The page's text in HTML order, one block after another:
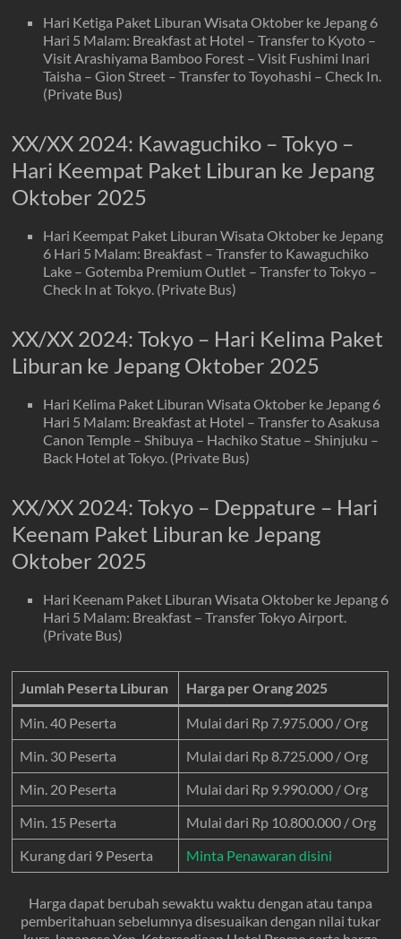
Hari Ketiga Paket Liburan Wisata Oktober ke Jepang 6
Hari 5 Malam: Breakfast at Hotel – Transfer to Kyoto –
Visit Arashiyama Bamboo Forest – Visit Fushimi Inari
Taisha – Gion Street – Transfer to Toyohashi – Check In.
(Private Bus)
XX/XX 2024: Kawaguchiko – Tokyo –
Hari Keempat Paket Liburan ke Jepang
Oktober 2025
Hari Keempat Paket Liburan Wisata Oktober ke Jepang
6 Hari 5 Malam: Breakfast – Transfer to Kawaguchiko
Lake – Gotemba Premium Outlet – Transfer to Tokyo –
Check In at Tokyo. (Private Bus)
XX/XX 2024: Tokyo – Hari Kelima Paket
Liburan ke Jepang Oktober 2025
Hari Kelima Paket Liburan Wisata Oktober ke Jepang 6
Hari 5 Malam: Breakfast at Hotel – Transfer to Asakusa
Canon Temple – Shibuya – Hachiko Statue – Shinjuku –
Back Hotel at Tokyo. (Private Bus)
XX/XX 2024: Tokyo – Deppature – Hari
Keenam Paket Liburan ke Jepang
Oktober 2025
Hari Keenam Paket Liburan Wisata Oktober ke Jepang 6
Hari 5 Malam: Breakfast – Transfer Tokyo Airport.
(Private Bus)
Jumlah Peserta Liburan Harga per Orang 2025
Min. 40 Peserta
Mulai dari Rp 7.975.000 / Org
Min. 30 Peserta
Mulai dari Rp 8.725.000 / Org
Min. 20 Peserta
Mulai dari Rp 9.990.000 / Org
Min. 15 Peserta
Mulai dari Rp 10.800.000 / Org
Kurang dari 9 Peserta
Minta Penawaran disini
Harga dapat berubah sewaktu waktu dengan atau tanpa
pemberitahuan sebelumnya disesuaikan dengan nilai tukar